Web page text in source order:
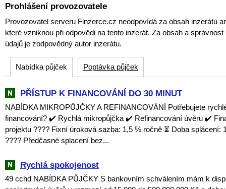
Prohlášení provozovatele
Provozovatel serveru Finzerce.cz neodpovídá za obsah inzerátu
které vzniknou při odpovědi na tento inzerát. Za obsah a
údajů je zodpovědný autor inzerátu.
Nabídka půjček Poptávka půjček
PŘÍSTUP K FINANCOVÁNÍ DO 30 MINUT
NABÍDKA MIKROPŮJČKY A REFINANCOVÁNÍ Potřebujete
financování? ✔️ Rychlá mikropůjčka ✔️ Refinancování úvěru ✔️
projektu ???? Fixní úroková sazba: 1,5 % ročně ⏳ Doba splácení:
???? Předčasné splacení bez...
Rychlá spokojenost
49 cchd NABÍDKA PŮJČKY S bankovním schválením mám k